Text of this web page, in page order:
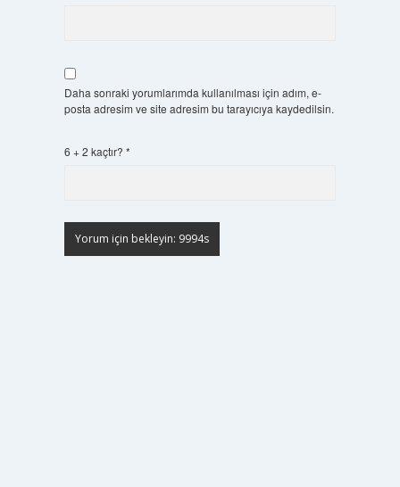
Daha sonraki yorumlarımda kullanılması için adım, e-
posta adresim ve site adresim bu tarayıcıya kaydedilsin.
6 + 2 kaçtır? *